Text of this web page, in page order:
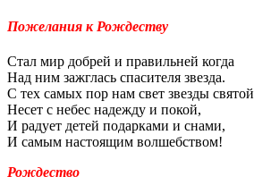
Пожелания к Рождеству
Стал мир добрей и правильней когда
Над ним зажглась спасителя звезда.
С тех самых пор нам свет звезды святой
Несет с небес надежду и покой,
И радует детей подарками и снами,
И самым настоящим волшебством!
Рождество